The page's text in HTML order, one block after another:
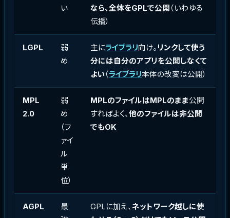
い
なら、全体をGPLで公開 （いわゆる
伝播）
LGPL
弱
め
主にライブラリ向け。 リンクして使う
分には自分のアプリを公開しなくて
よい （ライブラリ本体の改変は公開）
MPL
2.0
弱
め
（フ
ァイ
ル
単
位）
MPLのファイルはMPLのまま公開
すればよく、他のファイルは非公開
でもOK
AGPL
最
GPLに加え、ネットワーク越しに使